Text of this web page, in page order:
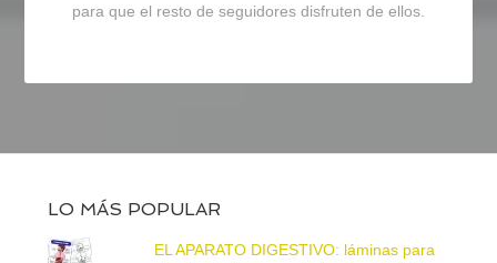
para que el resto de seguidores disfruten de ellos.
LO MÁS POPULAR
EL APARATO DIGESTIVO: láminas para